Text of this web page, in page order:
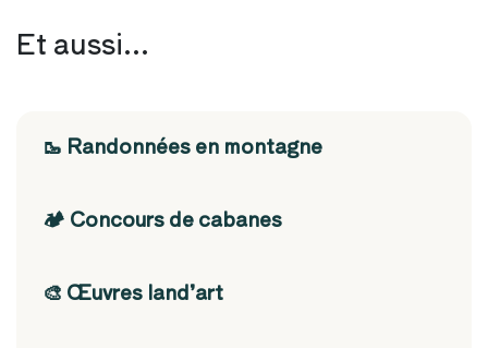
Et aussi...
🥾 Randonnées en montagne
🏕️ Concours de cabanes
🎨 Œuvres land’art